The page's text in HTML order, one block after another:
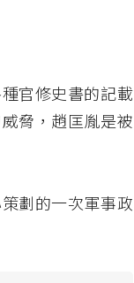
官修史書的記載
脅，趙匡胤是被
劃的一次軍事政